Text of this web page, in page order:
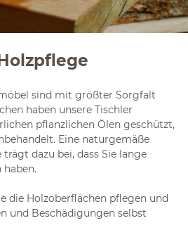
sind mit größter Sorgfalt
haben unsere Tischler
pflanzlichen Ölen geschützt,
Eine naturgemäße
dazu bei, dass Sie lange
haben.
die Holzoberflächen pflegen und
und Beschädigungen selbst